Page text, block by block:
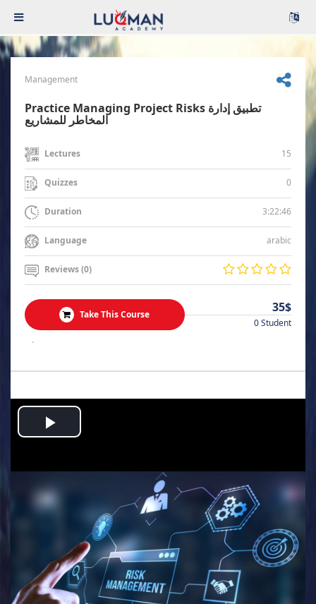
Management
Practice Managing Project Risks تطبيق إدارة
المخاطر للمشاريع
Lectures 15
Quizzes 0
Duration 3:22:46
Language arabic
Reviews (0)
Take This Course 35$
0 Student
.
Play
Video